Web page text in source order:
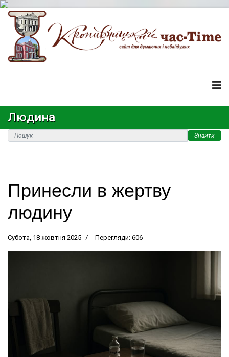
Людина
Знайти
Принесли в жертву
людину
Субота, 18 жовтня 2025 Перегляди: 606